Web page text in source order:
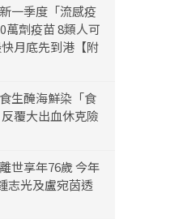
一季度「流感疫
萬劑疫苗 8類人可
月底先到港【附
生醃海鮮染「食
覆大出血休克險
世享年76歲 今年
志光及盧宛茵透